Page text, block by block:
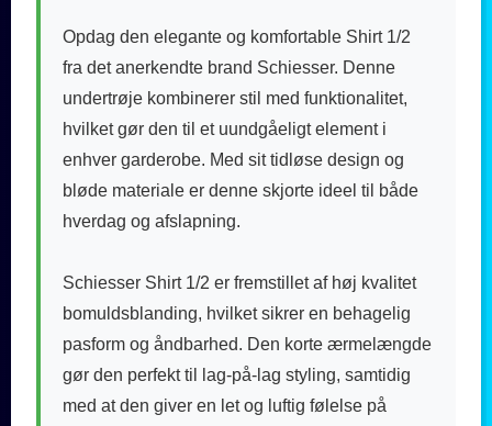
Opdag den elegante og komfortable Shirt 1/2
fra det anerkendte brand Schiesser. Denne
undertrøje kombinerer stil med funktionalitet,
hvilket gør den til et uundgåeligt element i
enhver garderobe. Med sit tidløse design og
bløde materiale er denne skjorte ideel til både
hverdag og afslapning.
Schiesser Shirt 1/2 er fremstillet af høj kvalitet
bomuldsblanding, hvilket sikrer en behagelig
pasform og åndbarhed. Den korte ærmelængde
gør den perfekt til lag-på-lag styling, samtidig
med at den giver en let og luftig følelse på